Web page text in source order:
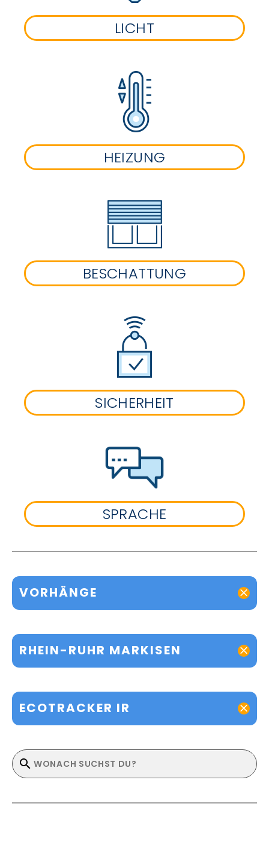
LICHT
HEIZUNG
BESCHATTUNG
SICHERHEIT
SPRACHE
VORHÄNGE
RHEIN-RUHR MARKISEN
ECOTRACKER IR